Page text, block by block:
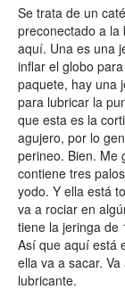
Se trata de un
preconectado a la
aquí. Una es una
inflar el globo
paquete, hay una
para lubricar la
que esta es la
agujero, por lo
perineo. Bien. Me
contiene tres
yodo. Y ella está
va a rociar en
tiene la jeringa de
Así que aquí está
ella va a sacar.
lubricante.